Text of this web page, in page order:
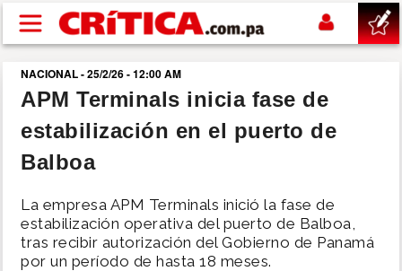
Pasar al contenido principal
buscar
SUCESOS
POLÍTICA
NACIONAL - 25/2/26 - 12:00 AM
APM Terminals inicia fase de
estabilización en el puerto de
Balboa
La empresa APM Terminals inició la fase de
estabilización operativa del puerto de Balboa,
tras recibir autorización del Gobierno de Panamá
por un período de hasta 18 meses.